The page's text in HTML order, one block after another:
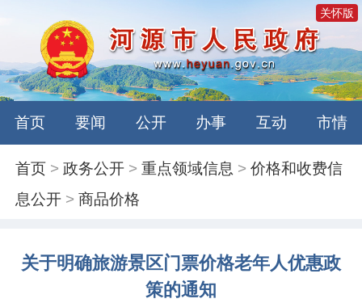
关怀版
首页 要闻 公开 办事 互动 市情
首页 >政务公开 >重点领域信息 >价格和收费信
息公开 >商品价格
关于明确旅游景区门票价格老年人优惠政
策的通知